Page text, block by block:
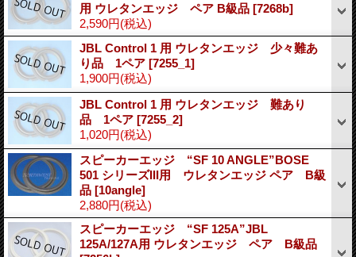
用 ウレタンエッジ ペア B級品 [7268b]
2,590円(税込)
JBL Control 1 用 ウレタンエッジ 少々難あ
り品 1ペア [7255_1]
1,900円(税込)
JBL Control 1 用 ウレタンエッジ 難あり
品 1ペア [7255_2]
1,020円(税込)
スピーカーエッジ “SF 10 ANGLE”BOSE
501 シリーズIII用 ウレタンエッジ ペア B級
品 [10angle]
2,880円(税込)
スピーカーエッジ “SF 125A”JBL
125A/127A用 ウレタンエッジ ペア B級品